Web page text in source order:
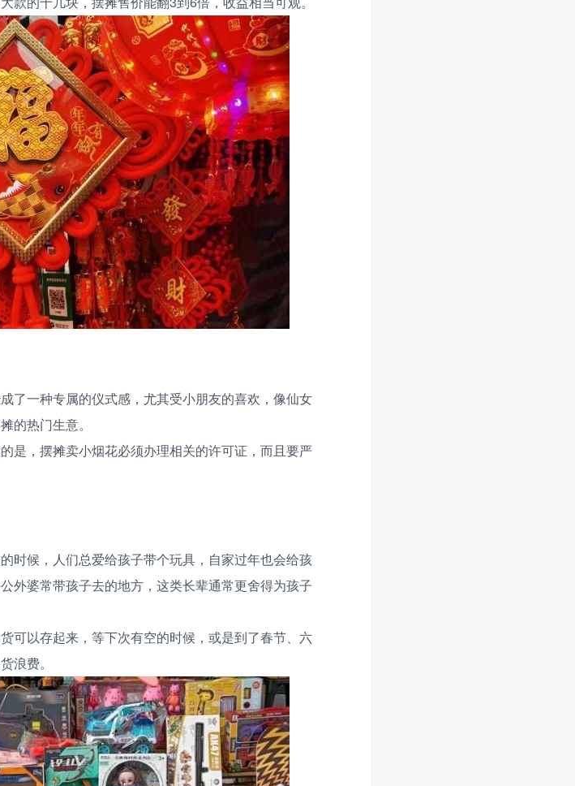
了一种专属的仪式感，尤其受小朋友的喜欢，像仙女
的热门生意。
是，摆摊卖小烟花必须办理相关的许可证，而且要严
时候，人们总爱给孩子带个玩具，自家过年也会给孩
外婆常带孩子去的地方，这类长辈通常更舍得为孩子
可以存起来，等下次有空的时候，或是到了春节、六
浪费。